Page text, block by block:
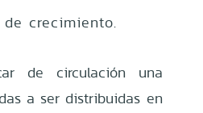
crecimiento.
de circulación una
a ser distribuidas en